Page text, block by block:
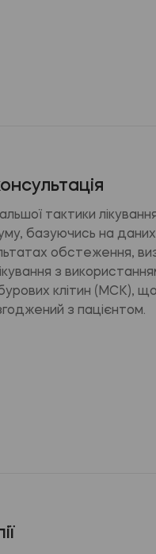
тактики
базуючись на
обстеження,
з
клітин (МСК),
з пацієнтом.